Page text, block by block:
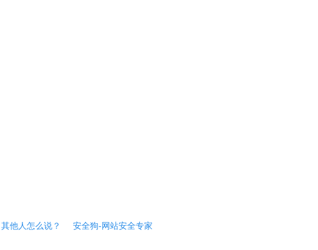
其他人怎么说？ 安全狗-网站安全专家